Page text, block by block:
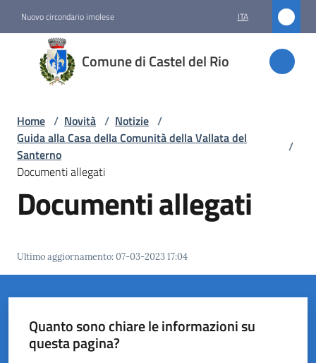
Nuovo circondario imolese ITA
Comune di Castel del Rio
Comune
di
Castel
Amministrazione
Novità
Castel
del
Home / Novità / Notizie /
Guida alla Casa della Comunità della Vallata del
Santerno
/
Documenti allegati
Documenti allegati
Ultimo aggiornamento:07-03-2023 17:04
Quanto sono chiare le informazioni su
questa pagina?